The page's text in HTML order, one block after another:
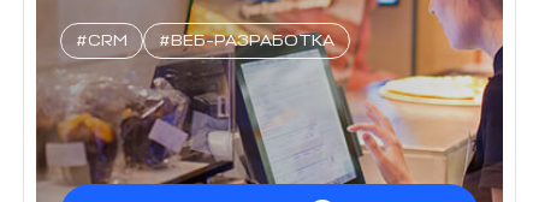
#CRM #ВЕБ-РАЗРАБОТКА